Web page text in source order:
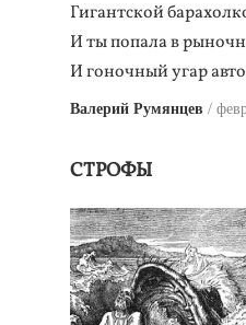
Гигантской
И ты попала в
И гоночный угар
Валерий Румянцев
СТРОФЫ